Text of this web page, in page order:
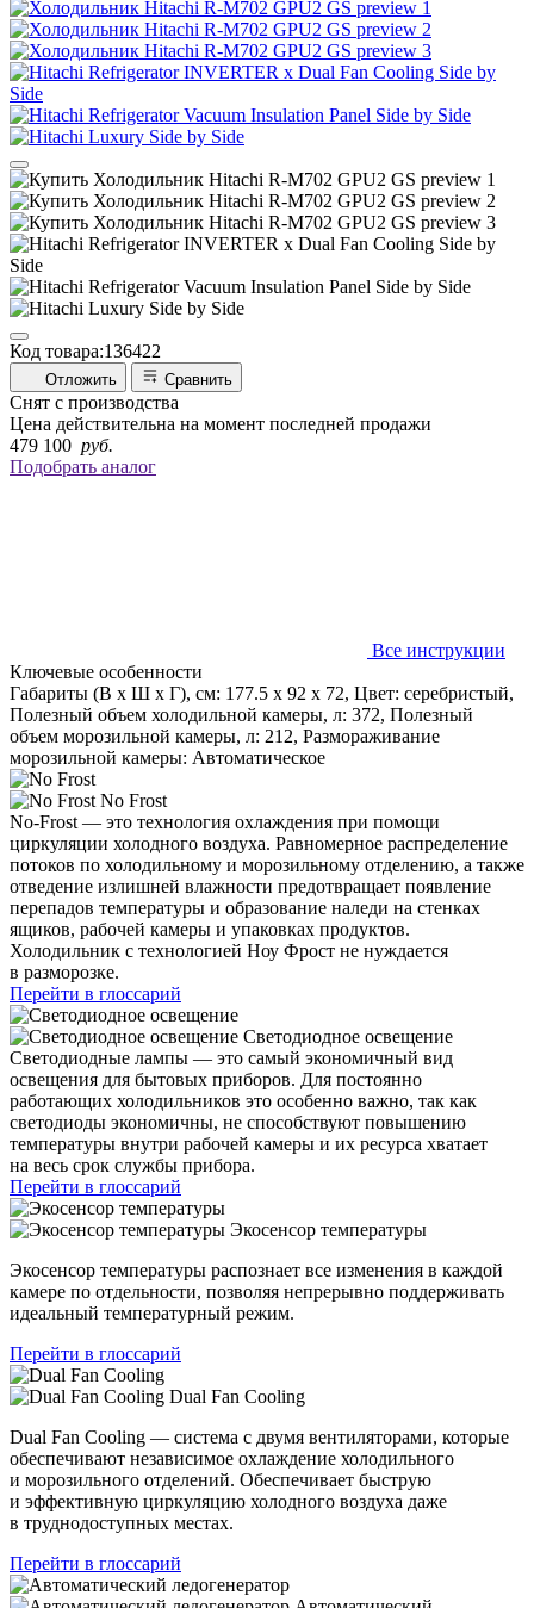
Код товара:136422
Отложить Сравнить
Снят с производства
Цена действительна на момент последней продажи
479 100 руб.
Подобрать аналог
Все инструкции
Ключевые особенности
Габариты (В х Ш х Г), см: 177.5 х 92 х 72, Цвет: серебристый,
Полезный объем холодильной камеры, л: 372, Полезный
объем морозильной камеры, л: 212, Размораживание
морозильной камеры: Автоматическое
No Frost
No-Frost — это технология охлаждения при помощи
циркуляции холодного воздуха. Равномерное распределение
потоков по холодильному и морозильному отделению, а также
отведение излишней влажности предотвращает появление
перепадов температуры и образование наледи на стенках
ящиков, рабочей камеры и упаковках продуктов.
Холодильник с технологией Ноу Фрост не нуждается
в разморозке.
Перейти в глоссарий
Светодиодное освещение
Светодиодные лампы — это самый экономичный вид
освещения для бытовых приборов. Для постоянно
работающих холодильников это особенно важно, так как
светодиоды экономичны, не способствуют повышению
температуры внутри рабочей камеры и их ресурса хватает
на весь срок службы прибора.
Перейти в глоссарий
Экосенсор температуры
Экосенсор температуры распознает все изменения в каждой
камере по отдельности, позволяя непрерывно поддерживать
идеальный температурный режим.
Перейти в глоссарий
Dual Fan Cooling
Dual Fan Cooling — система с двумя вентиляторами, которые
обеспечивают независимое охлаждение холодильного
и морозильного отделений. Обеспечивает быструю
и эффективную циркуляцию холодного воздуха даже
в труднодоступных местах.
Перейти в глоссарий